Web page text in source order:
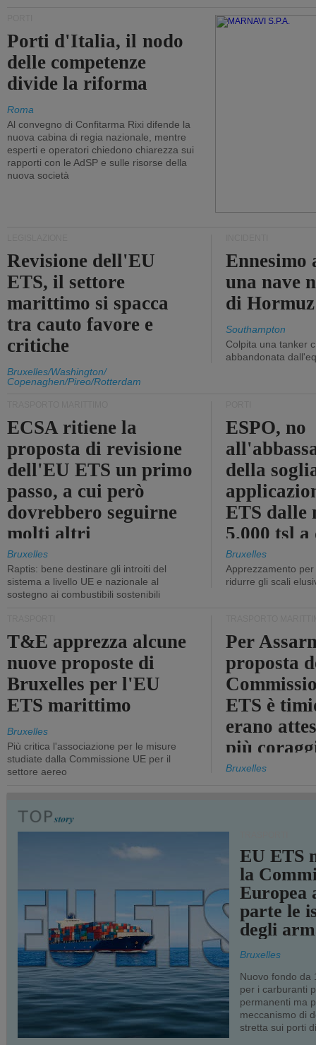
Porti d'Italia, il nodo
delle competenze
divide la riforma
Roma
Al convegno di Confitarma Rixi difende la
nuova cabina di regia nazionale, mentre
esperti e operatori chiedono chiarezza sui
rapporti con le AdSP e sulle risorse della
nuova società
Revisione dell'EU
ETS, il settore
marittimo si spacca
tra cauto favore e
critiche
Bruxelles/Washington/
Copenaghen/Pireo/Rotterdam
Ennesimo
una nave
di Hormuz
Southampton
Colpita una tanker
abbandonata
ECSA ritiene la
proposta di revisione
dell'EU ETS un primo
passo, a cui però
dovrebbero seguirne
molti altri
Bruxelles
Raptis: bene destinare gli introiti del
sistema a livello UE e nazionale al
sostegno ai combustibili sostenibili
ESPO, no
della
ETS dalle
5.000 tsl
400 tsl
Bruxelles
Apprezzamento
ridurre gli scali
T&E apprezza alcune
nuove proposte di
Bruxelles per l'EU
ETS marittimo
Bruxelles
Più critica l'associazione per le misure
studiate dalla Commissione UE per il
settore aereo
Per
proposta
ETS è
erano
più
Bruxelles
EU ETS
la
Europea
parte le
degli
Bruxelles
Nuovo fondo da
per i carburanti
permanenti ma
meccanismo di
stretta sui porti